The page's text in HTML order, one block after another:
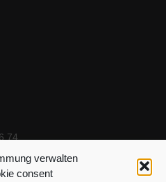
verwalten
consent
74